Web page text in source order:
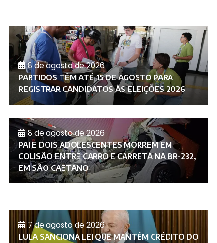
8 de agosto de 2026
PARTIDOS TÊM ATÉ 15 DE AGOSTO PARA
REGISTRAR CANDIDATOS ÀS ELEIÇÕES 2026
8 de agosto de 2026
PAI E DOIS ADOLESCENTES MORREM EM
COLISÃO ENTRE CARRO E CARRETA NA BR-232,
EM SÃO CAETANO
7 de agosto de 2026
LULA SANCIONA LEI QUE MANTÉM CRÉDITO DO